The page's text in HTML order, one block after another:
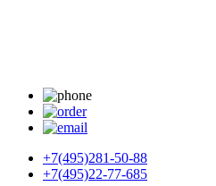
+7(495)281-50-88
+7(495)22-77-685